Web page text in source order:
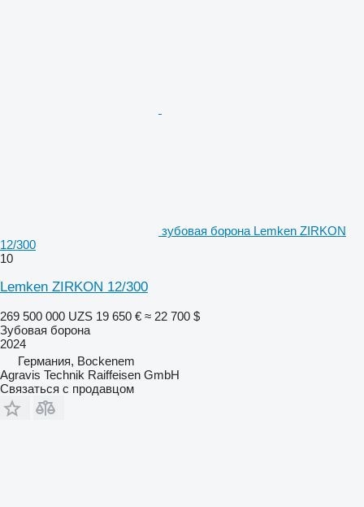
зубовая борона Lemken ZIRKON
12/300
10
Lemken ZIRKON 12/300
269 500 000 UZS 19 650 € ≈ 22 700 $
Зубовая борона
2024
Германия, Bockenem
Agravis Technik Raiffeisen GmbH
Связаться с продавцом